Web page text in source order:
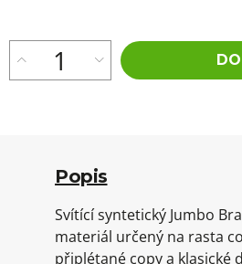
Popis
Svítící syntetický Jumbo
materiál určený na rasta
připlétané copy a klasické